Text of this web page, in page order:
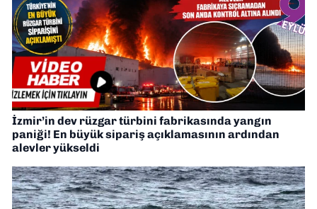
İzmir’in dev rüzgar türbini fabrikasında yangın
paniği! En büyük sipariş açıklamasının ardından
alevler yükseldi